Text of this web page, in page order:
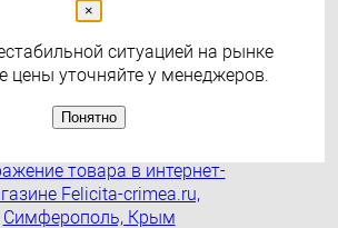
×
ситуацией на рынке
цены уточняйте у менеджеров.
Понятно